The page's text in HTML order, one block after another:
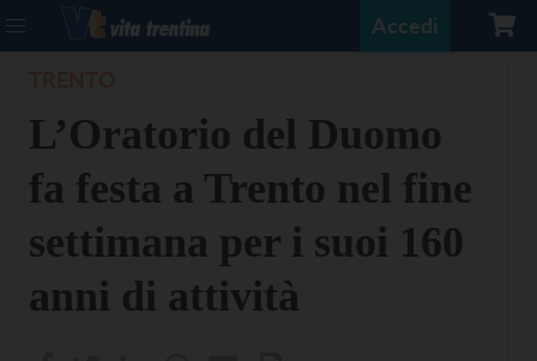
Accedi
L’Oratorio del Duomo
fa festa a Trento nel fine
settimana per i suoi 160
anni di attività